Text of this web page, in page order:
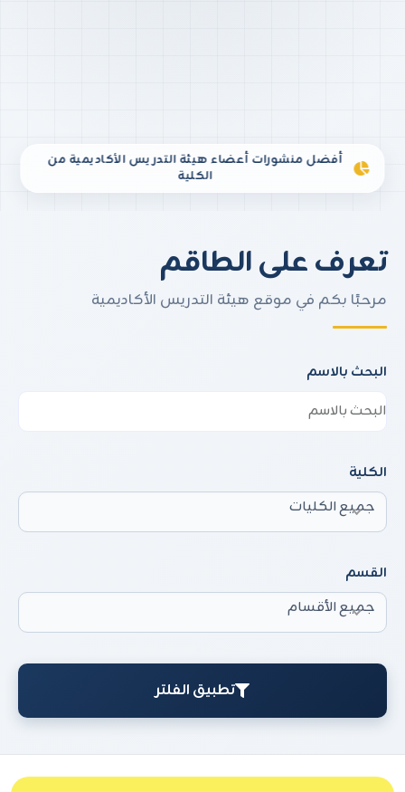
تعرف على الطاقم
مرحبًا بكم في موقع هيئة التدريس الأكاديمية
البحث بالاسم
الكلية
جميع الكليات
القسم
جميع الأقسام
تطبيق الفلتر
أفضل منشورات أعضاء هيئة التدريس الأكاديمية من
الكلية